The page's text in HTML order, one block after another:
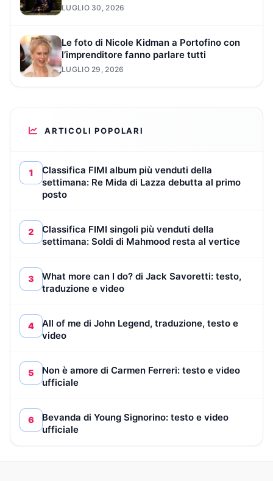
LUGLIO 30, 2026
Le foto di Nicole Kidman a Portofino con
l’imprenditore fanno parlare tutti
LUGLIO 29, 2026
ARTICOLI POPOLARI
1
Classifica FIMI album più venduti della
settimana: Re Mida di Lazza debutta al primo
posto
2
Classifica FIMI singoli più venduti della
settimana: Soldi di Mahmood resta al vertice
3
What more can I do? di Jack Savoretti: testo,
traduzione e video
4
All of me di John Legend, traduzione, testo e
video
5
Non è amore di Carmen Ferreri: testo e video
ufficiale
6
Bevanda di Young Signorino: testo e video
ufficiale